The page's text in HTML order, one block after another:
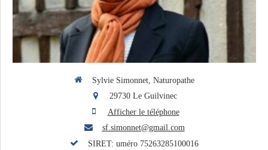
Sylvie Simonnet, Naturopathe
29730 Le Guilvinec
Afficher le téléphone
sf.simonnet@gmail.com
SIRET: uméro 75263285100016